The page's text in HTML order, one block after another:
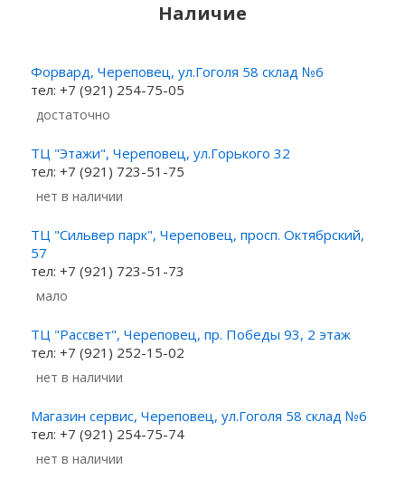
Наличие
Форвард, Череповец, ул.Гоголя 58 склад №6
тел: +7 (921) 254-75-05
Достаточно
ТЦ "Этажи", Череповец, ул.Горького 32
тел: +7 (921) 723-51-75
Нет в наличии
ТЦ "Сильвер парк", Череповец, просп. Октябрский,
57
тел: +7 (921) 723-51-73
Мало
ТЦ "Рассвет", Череповец, пр. Победы 93, 2 этаж
тел: +7 (921) 252-15-02
Нет в наличии
Магазин сервис, Череповец, ул.Гоголя 58 склад №6
тел: +7 (921) 254-75-74
Нет в наличии